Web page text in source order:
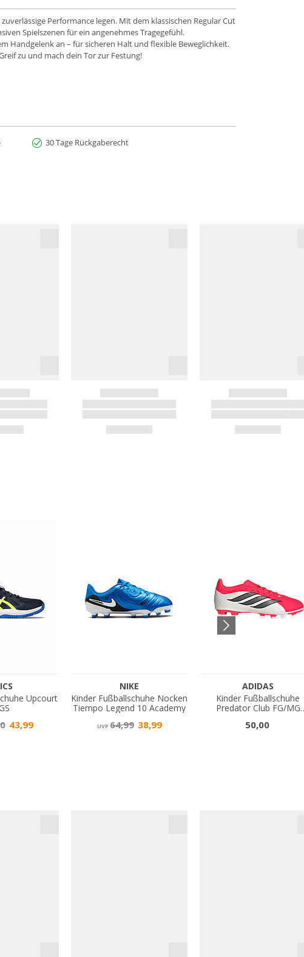
Performance legen. Mit dem klassischen Regular Cut
Spielszenen für ein angenehmes Tragegefühl.
Handgelenk an – für sicheren Halt und flexible Beweglichkeit.
zu und mach dein Tor zur Festung!
30 Tage Rückgaberecht